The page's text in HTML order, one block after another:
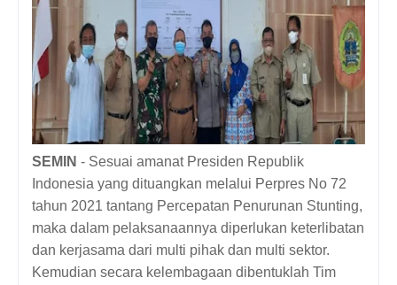
SEMIN - Sesuai amanat Presiden Republik
Indonesia yang dituangkan melalui Perpres No 72
tahun 2021 tantang Percepatan Penurunan Stunting,
maka dalam pelaksanaannya diperlukan keterlibatan
dan kerjasama dari multi pihak dan multi sektor.
Kemudian secara kelembagaan dibentuklah Tim